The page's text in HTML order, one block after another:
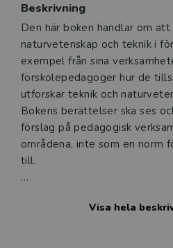
Beskrivning
Beskrivning
Den här boken handlar om
naturvetenskap och teknik i
exempel från sina
förskolepedagoger hur de
utforskar teknik och
Bokens berättelser ska ses
förslag på pedagogisk
områdena, inte som en norm
till.
undervisningsuppdrag i
Visa hela